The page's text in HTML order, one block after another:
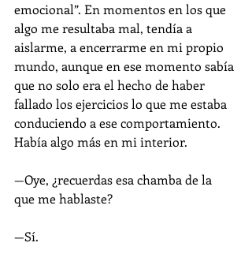
emocional”. En momentos en los que
algo me resultaba mal, tendía a
aislarme, a encerrarme en mi propio
mundo, aunque en ese momento sabía
que no solo era el hecho de haber
fallado los ejercicios lo que me estaba
conduciendo a ese comportamiento.
Había algo más en mi interior.
—Oye, ¿recuerdas esa chamba de la
que me hablaste?
—Sí.